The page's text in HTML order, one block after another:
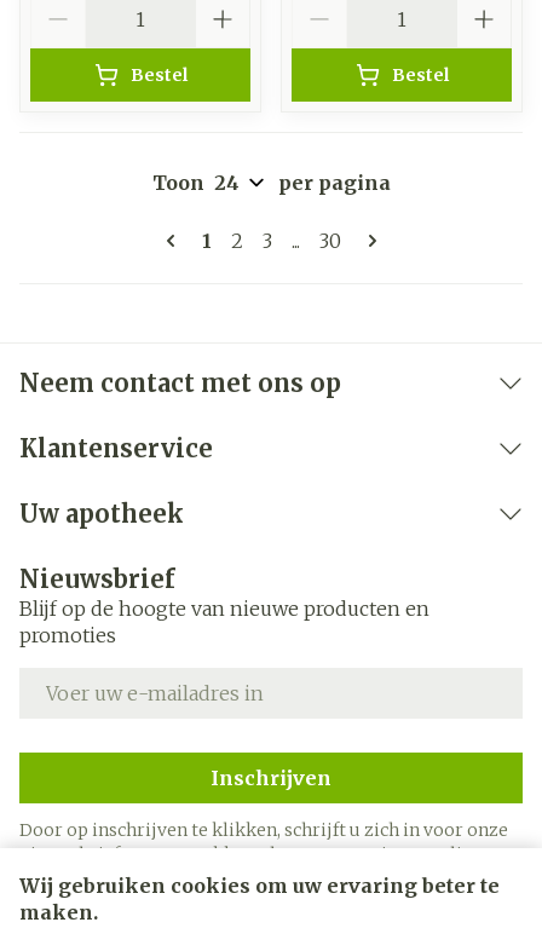
Wij gebruiken cookies om uw ervaring beter te
maken.
Bestel Bestel
Pagina's
U lees momenteel pagina
1 Pagina
2 Pagina
3 ... Pagina
30
Toon per pagina
Neem contact met ons op
Klantenservice
Uw apotheek
Nieuwsbrief
Blijf op de hoogte van nieuwe producten en
promoties
Inschrijven
Door op inschrijven te klikken, schrijft u zich in voor onze
nieuwsbrief en gaat u akkoord met onzeprivacy policy.